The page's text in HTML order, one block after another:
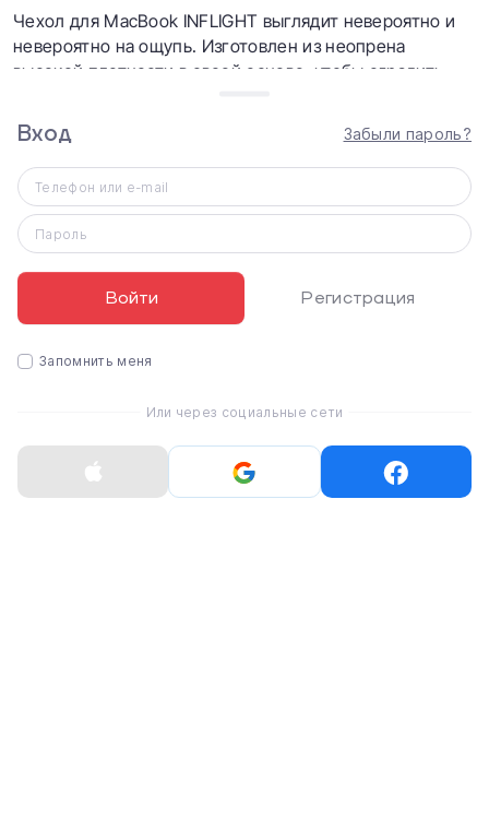
Чехол для MacBook INFLIGHT выглядит невероятно и
невероятно на ощупь. Изготовлен из неопрена
высокой плотности в своей основе, чтобы оградить
ежедневных приключений. Ультрамягкая внутренняя
подкладка из искусственного меха обеспечивает
удобство и безопасность вашего MacBook, а
внутренние защитные застежки-молнии
предотвращают случайные царапины, когда вы
снимаете или снимаете MacBook.
Чехол INFLIGHT – это место, где стиль
сочетается с функциональностью.
Вход Забыли пароль?
Телефон или e-mail
Пароль
Войти Регистрация
Запомнить меня
Или через социальные сети